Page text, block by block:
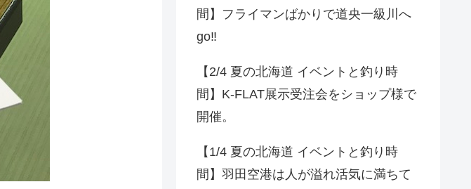
間】フライマンばかりで道央一級川へ
go‼️
【2/4 夏の北海道 イベントと釣り時
間】K-FLAT展示受注会をショップ様で
開催。
【1/4 夏の北海道 イベントと釣り時
間】羽田空港は人が溢れ活気に満ちて